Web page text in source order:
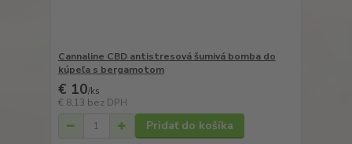
Cannaline CBD antistresová šumivá bomba do
kúpeľa s bergamotom
€ 10/ks
€ 8,13 bez DPH
Pridať do košíka